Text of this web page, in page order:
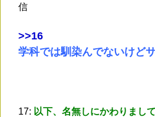
信
>>16
学科では馴染んでないけど
17: 以下、名無しにかわりまし